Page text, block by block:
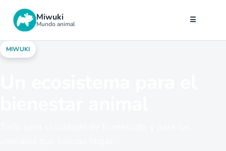
Miwuki
Mundo animal ☰
MIWUKI